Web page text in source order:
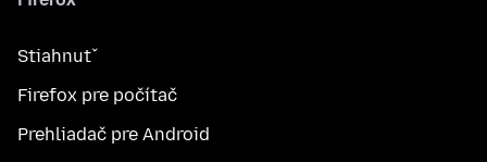
Stiahnuť
Firefox pre počítač
Prehliadač pre Android